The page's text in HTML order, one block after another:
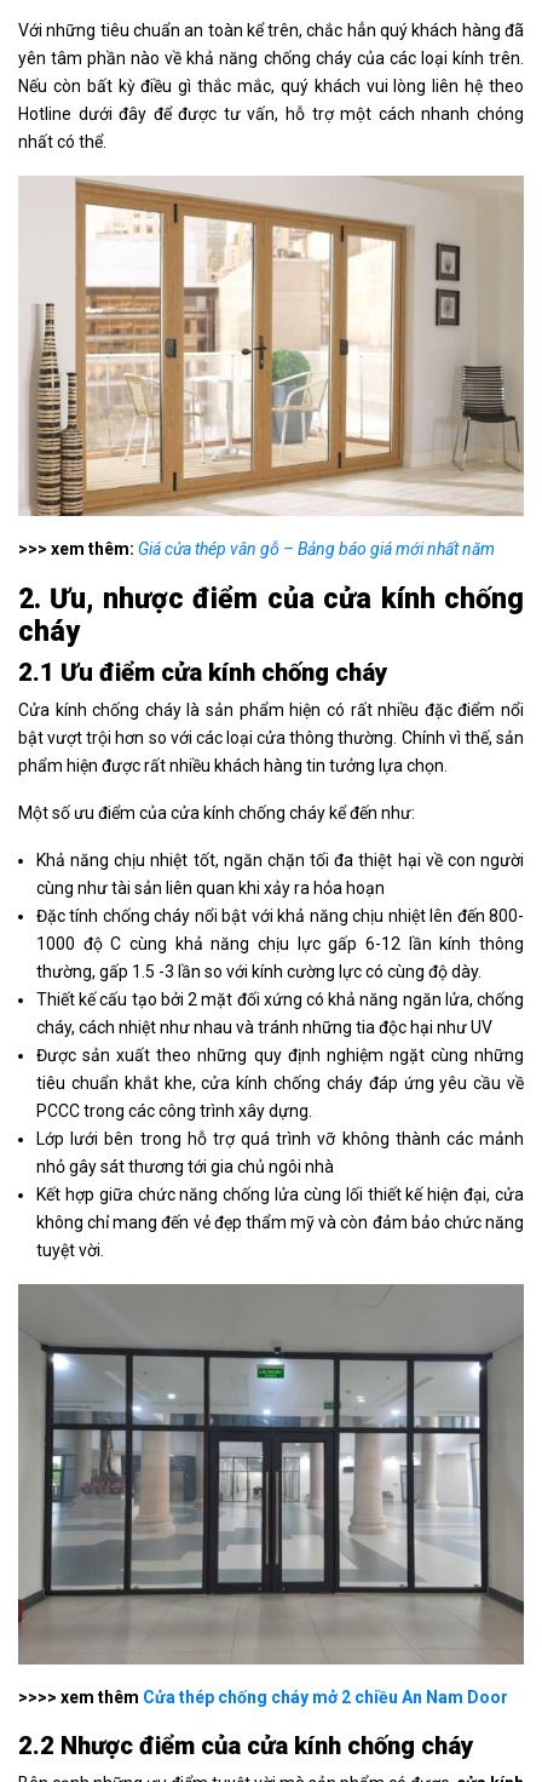
Với những tiêu chuẩn an toàn kể trên, chắc hẳn quý khách hàng đã
yên tâm phần nào về khả năng chống cháy của các loại kính trên.
Nếu còn bất kỳ điều gì thắc mắc, quý khách vui lòng liên hệ theo
Hotline dưới đây để được tư vấn, hỗ trợ một cách nhanh chóng
nhất có thể.
>>> xem thêm: Giá cửa thép vân gỗ – Bảng báo giá mới nhất năm
2. Ưu, nhược điểm của cửa kính chống
cháy
2.1 Ưu điểm cửa kính chống cháy
Cửa kính chống cháy là sản phẩm hiện có rất nhiều đặc điểm nổi
bật vượt trội hơn so với các loại cửa thông thường. Chính vì thế, sản
phẩm hiện được rất nhiều khách hàng tin tưởng lựa chọn.
Một số ưu điểm của cửa kính chống cháy kể đến như:
Khả năng chịu nhiệt tốt, ngăn chặn tối đa thiệt hại về con người
cùng như tài sản liên quan khi xảy ra hỏa hoạn
Đặc tính chống cháy nổi bật với khả năng chịu nhiệt lên đến 800-
1000 độ C cùng khả năng chịu lực gấp 6-12 lần kính thông
thường, gấp 1.5 -3 lần so với kính cường lực có cùng độ dày.
Thiết kế cấu tạo bởi 2 mặt đối xứng có khả năng ngăn lửa, chống
cháy, cách nhiệt như nhau và tránh những tia độc hại như UV
Được sản xuất theo những quy định nghiệm ngặt cùng những
tiêu chuẩn khắt khe, cửa kính chống cháy đáp ứng yêu cầu về
PCCC trong các công trình xây dựng.
Lớp lưới bên trong hỗ trợ quá trình vỡ không thành các mảnh
nhỏ gây sát thương tới gia chủ ngôi nhà
Kết hợp giữa chức năng chống lửa cùng lối thiết kế hiện đại, cửa
không chỉ mang đến vẻ đẹp thẩm mỹ và còn đảm bảo chức năng
tuyệt vời.
>>>> xem thêm Cửa thép chống cháy mở 2 chiều An Nam Door
2.2 Nhược điểm của cửa kính chống cháy